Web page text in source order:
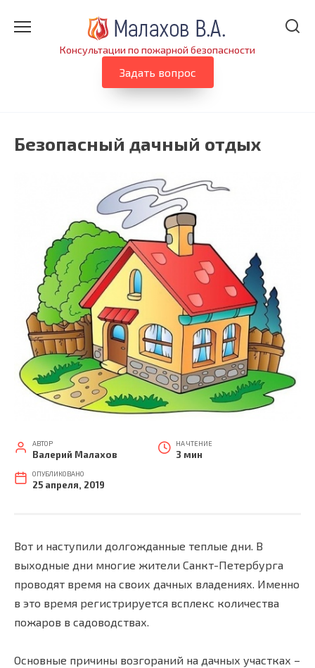
Консультации по пожарной безопасности
Задать вопрос
Безопасный дачный отдых
АВТОР
Валерий Малахов
НА ЧТЕНИЕ
3 мин
ОПУБЛИКОВАНО
25 апреля, 2019
Вот и наступили долгожданные теплые дни. В
выходные дни многие жители Санкт-Петербурга
проводят время на своих дачных владениях. Именно
в это время регистрируется всплекс количества
пожаров в садоводствах.
Основные причины возгораний на дачных участках –